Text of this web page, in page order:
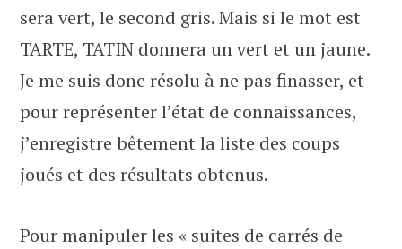
sera vert, le second gris. Mais si le mot est
TARTE, TATIN donnera un vert et un jaune.
Je me suis donc résolu à ne pas finasser, et
pour représenter l’état de connaissances,
j’enregistre bêtement la liste des coups
joués et des résultats obtenus.
Pour manipuler les « suites de carrés de